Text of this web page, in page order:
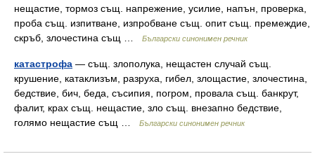
нещастие, тормоз същ. напрежение, усилие, напън, проверка,
проба същ. изпитване, изпробване същ. опит същ. премеждие,
скръб, злочестина същ …
Български синонимен речник
катастрофа — същ. злополука, нещастен случай същ.
крушение, катаклизъм, разруха, гибел, злощастие, злочестина,
бедствие, бич, беда, съсипия, погром, провала същ. банкрут,
фалит, крах същ. нещастие, зло същ. внезапно бедствие,
голямо нещастие същ …
Български синонимен речник